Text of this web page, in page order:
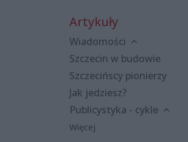
Artykuły
Wiadomości
Szczecin w budowie
Szczecińscy pionierzy
Jak jedziesz?
Publicystyka - cykle
Więcej